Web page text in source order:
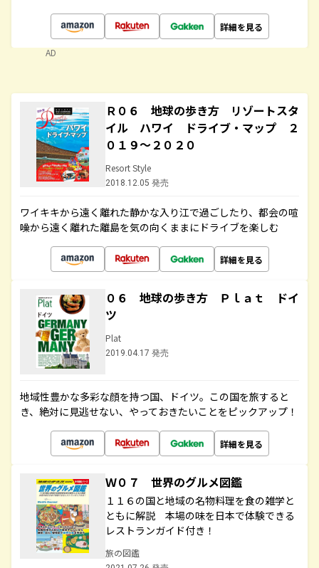
詳細を見る
AD
Ｒ０６ 地球の歩き方 リゾートスタ
イル ハワイ ドライブ・マップ ２
０１９～２０２０
Resort Style
2018.12.05 発売
ワイキキから遠く離れた静かな入り江で過ごしたり、都会の喧
噪から遠く離れた離島を気の向くままにドライブを楽しむ
詳細を見る
０６ 地球の歩き方 Ｐｌａｔ ドイ
ツ
Plat
2019.04.17 発売
地域性豊かな多彩な顔を持つ国、ドイツ。この国を旅すると
き、絶対に見逃せない、やっておきたいことをピックアップ！
詳細を見る
Ｗ０７ 世界のグルメ図鑑
１１６の国と地域の名物料理を食の雑学と
ともに解説 本場の味を日本で体験できる
レストランガイド付き！
旅の図鑑